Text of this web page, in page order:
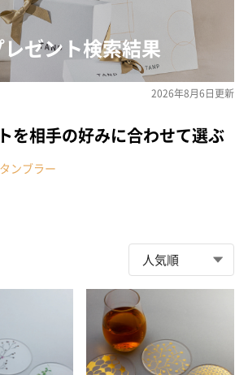
ゼント検索結果
2026年8月6日更新
を相手の好みに合わせて選ぶ
タンブラー